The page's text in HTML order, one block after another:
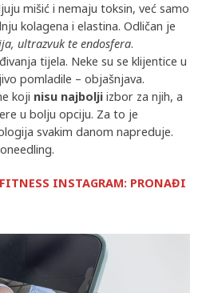
mišić i nemaju toksin, već samo
kolagena i elastina. Odličan je
ultrazvuk te endosfera.
tijela. Neke su se klijentice u
pomladile – objašnjava.
koji nisu najbolji izbor za njih, a
u bolju opciju. Za to je
svakim danom napreduje.
INSTAGRAM: PRONAĐI